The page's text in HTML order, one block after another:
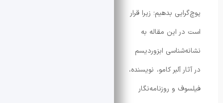
بدهیم؛ زیرا قرار
این مقاله به
ابزوردیسم
آلبر کامو، نویسنده،
و روزنامه‌نگار